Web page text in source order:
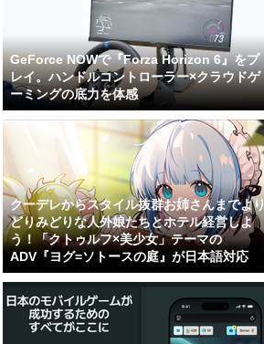
GeForce NOWで『Forza Horizon 6』をプ
レイ。ハンドルコントローラー×クラウドゲ
ーミングの底力を体感
クーデレからスタイル抜群お姉さんまでより
どりみどりな人外娘たちとホテル経営しよ
う！「クトゥルフ×美少女」テーマの
ADV『ヨグ=ソトースの庭』が日本語対応